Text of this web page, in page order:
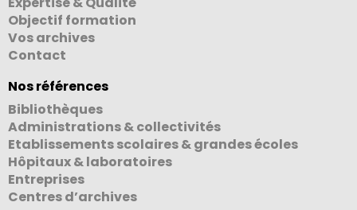
Objectif formation
Vos archives
Contact
Nos références
Bibliothèques
Administrations & collectivités
Etablissements scolaires & grandes écoles
Hôpitaux & laboratoires
Entreprises
Centres d’archives